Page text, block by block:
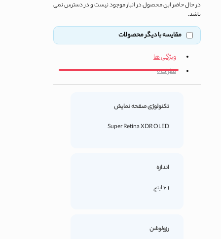
در حال حاضر این محصول در انبار موجود نیست و در دسترس نمی
باشد.
مقایسه با دیگر محصولات
ویژگی ها
نظرات0
تکنولوژی صفحه نمایش
Super Retina XDR OLED
اندازه
رزولوشن